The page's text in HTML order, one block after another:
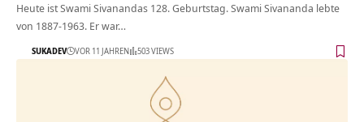
Heute ist Swami Sivanandas 128. Geburtstag. Swami Sivananda lebte
von 1887-1963. Er war…
SUKADEV VOR 11 JAHREN 503 VIEWS